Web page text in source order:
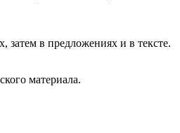
затем в предложениях и в тексте.
материала.